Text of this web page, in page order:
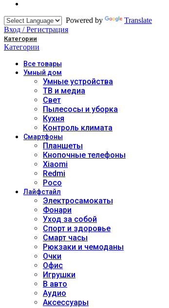
Powered by
Translate
Вход / Регистрация
Категории
Категории
Всетовары
Умный дом
Умные устройства
ТВ и медиа
Свет
Пылесосы и уборка
Кухня
Контроль климата
Смартфоны
Планшеты
Кнопочные телефоны
Xiaomi
Redmi
Poco
Лайфстайл
Электросамокаты
Фонари
Уход за собой
Спорт и здоровье
Смарт часы
Рюкзаки и чемоданы
Очки
Офис
Игрушки
В авто
Аудио
Аксессуары